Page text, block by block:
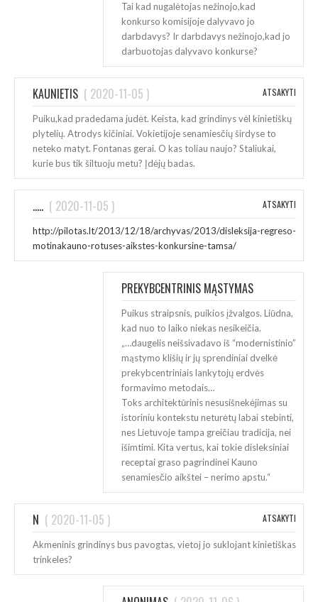
Tai kad nugalėtojas nežinojo,kad
konkurso komisijoje dalyvavo jo
darbdavys? Ir darbdavys nežinojo,kad jo
darbuotojas dalyvavo konkurse?
KAUNIETIS ( 2020-11-05 ) ATSAKYTI
Puiku,kad pradedama judėt. Keista, kad grindinys vėl kinietiškų
plytelių. Atrodys kičiniai. Vokietijoje senamiesčių širdyse to
neteko matyt. Fontanas gerai. O kas toliau naujo? Staliukai,
kurie bus tik šiltuoju metu? Įdėjų badas.
..... ( 2020-11-05 ) ATSAKYTI
http://pilotas.lt/2013/12/18/archyvas/2013/disleksija-regreso-
motinakauno-rotuses-aikstes-konkursine-tamsa/
PREKYBCENTRINIS MĄSTYMAS
(2020-11-06)
Puikus straipsnis, puikios įžvalgos. Liūdna,
kad nuo to laiko niekas nesikeičia.
„…daugelis neišsivadavo iš “modernistinio”
mąstymo klišių ir jų sprendiniai dvelkė
prekybcentriniais lankytojų erdvės
formavimo metodais…
Toks architektūrinis nesusišnekėjimas su
istoriniu kontekstu neturėtų labai stebinti,
nes Lietuvoje tampa greičiau tradicija, nei
išimtimi. Kita vertus, kai tokie disleksiniai
receptai graso pagrindinei Kauno
senamiesčio aikštei – nerimo apstu.“
N ( 2020-11-05 ) ATSAKYTI
Akmeninis grindinys bus pavogtas, vietoj jo suklojant kinietiškas
trinkeles?